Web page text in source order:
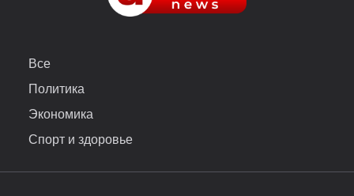
Все
Политика
Экономика
Спорт и здоровье